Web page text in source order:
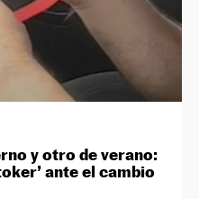
y otro de verano:
ante el cambio